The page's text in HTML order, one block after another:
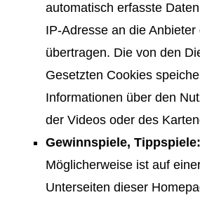
automatisch erfasste
IP-Adresse an die
übertragen. Die von den
Gesetzten Cookies
Informationen über den
der Videos oder des
Gewinnspiele, Tippspiele:
Möglicherweise ist auf
Unterseiten dieser